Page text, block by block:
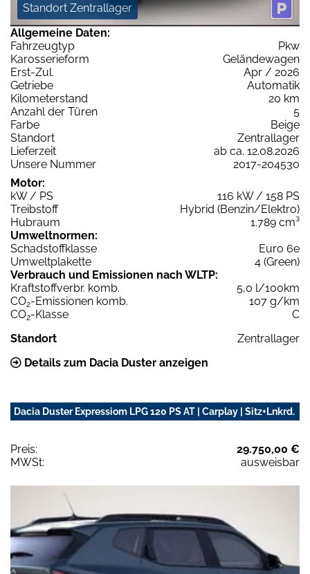
Standort Zentrallager
Allgemeine Daten:
Fahrzeugtyp
Pkw
Karosserieform
Geländewagen
Erst-Zul.
Apr / 2026
Getriebe
Automatik
Kilometerstand
20 km
Anzahl der Türen
5
Farbe
Beige
Standort
Zentrallager
Lieferzeit
ab ca. 12.08.2026
Unsere Nummer
2017-204530
Motor:
kW / PS
116 kW / 158 PS
Treibstoff
Hybrid (Benzin/Elektro)
Hubraum
1.789 cm³
Umweltnormen:
Schadstoffklasse
Euro 6e
Umweltplakette
4 (Green)
Verbrauch und Emissionen nach WLTP:
Kraftstoffverbr. komb.
5,0 l/100km
CO2-Emissionen komb.
107 g/km
CO2-Klasse
C
Standort
Zentrallager
Details zum Dacia Duster anzeigen
Dacia Duster Expressiom LPG 120 PS AT | Carplay | Sitz+Lnkrd.
Preis:
29.750,00 €
MWSt:
ausweisbar